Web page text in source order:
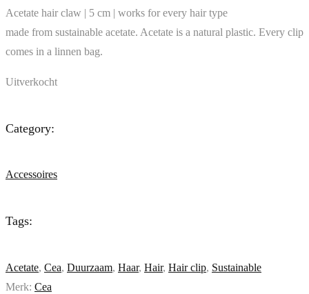
Acetate hair claw | 5 cm | works for every hair type
made from sustainable acetate. Acetate is a natural plastic. Every clip
comes in a linnen bag.
Uitverkocht
Category:
Accessoires
Tags:
Acetate, Cea, Duurzaam, Haar, Hair, Hair clip, Sustainable
Merk: Cea